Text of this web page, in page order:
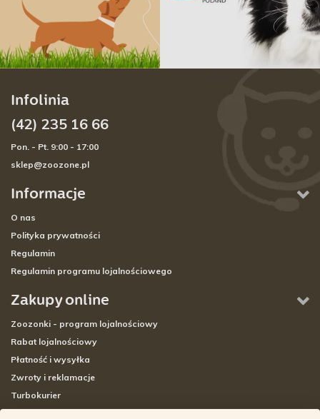
Informacje
O nas
Polityka prywatności
Regulamin
Regulamin programu lojalnościowego
Zakupy online
Zoozonki - program lojalnościowy
Rabat lojalnościowy
Płatność i wysyłka
Zwroty i reklamacje
Turbokurier
Infolinia
(42) 235 16 66
Pon. - Pt. 9:00 - 17:00
sklep@zoozone.pl